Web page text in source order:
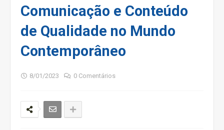
Comunicação e Conteúdo
de Qualidade no Mundo
Contemporâneo
8/01/2023 0 Comentários